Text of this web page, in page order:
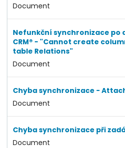
Document
Nefunkční synchronizace po
CRM® - "Cannot create
table Relations"
Document
Chyba synchronizace -
Document
Chyba synchronizace při
Document